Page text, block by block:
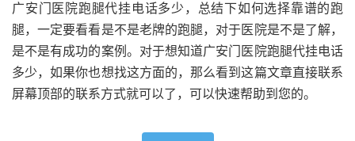
广安门医院跑腿代挂电话多少，总结下如何选择靠谱的跑
腿，一定要看看是不是老牌的跑腿，对于医院是不是了解，
是不是有成功的案例。对于想知道广安门医院跑腿代挂电话
多少，如果你也想找这方面的，那么看到这篇文章直接联系
屏幕顶部的联系方式就可以了，可以快速帮助到您的。